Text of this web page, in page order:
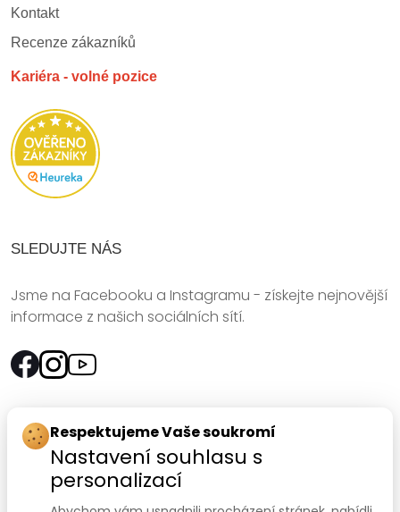
Kontakt
Recenze zákazníků
Kariéra - volné pozice
SLEDUJTE NÁS
Jsme na Facebooku a Instagramu - získejte nejnovější
informace z našich sociálních sítí.
Rychlý kontakt:
SANOMED, spol. s r.o.
Palackého třída 240/75
Respektujeme Vaše soukromí
Nastavení souhlasu s
personalizací